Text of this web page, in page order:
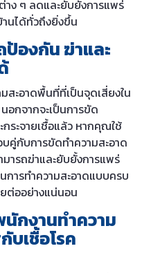
ง ๆ ลดและยับยั้งการแพร่
นได้ทั่วถึงยิ่งขึ้น
องกัน ฆ่าและ
สะอาดพื้นที่ที่เป็นจุดเสี่ยงใน
อกจากจะเป็นการขัด
ระจายเชื้อแล้ว หากคุณใช้
บคู่กับการขัดทำความสะอาด
ารถฆ่าและยับยั้งการแพร่
การทำความสะอาดแบบครบ
ยต่ออย่างแน่นอน
กงานทำความ
เชื้อโรค